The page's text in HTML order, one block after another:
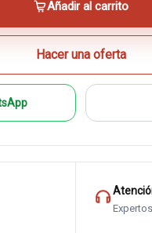
Añadir al carrito
Hacer una oferta